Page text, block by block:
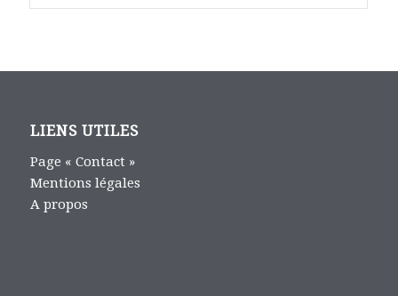
LIENS UTILES
Page « Contact »
Mentions légales
A propos